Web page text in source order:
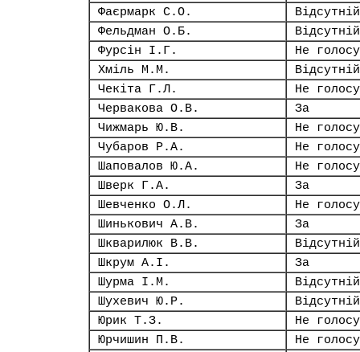
Фаєрмарк С.О.
Відсутній
Фельдман О.Б.
Відсутній
Фурсін І.Г.
Не
Хміль М.М.
Відсутній
Чекіта Г.Л.
Не
Червакова О.В.
За
Чижмарь Ю.В.
Не
Чубаров Р.А.
Не
Шаповалов Ю.А.
Не
Шверк Г.А.
За
Шевченко О.Л.
Не
Шинькович А.В.
За
Шкварилюк В.В.
Відсутній
Шкрум А.І.
За
Шурма І.М.
Відсутній
Шухевич Ю.Р.
Відсутній
Юрик Т.З.
Не
Юрчишин П.В.
Не